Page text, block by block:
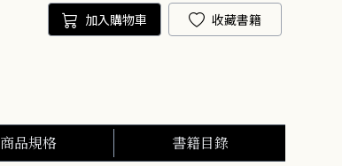
加入購物車 收藏書籍
商品規格 書籍目錄